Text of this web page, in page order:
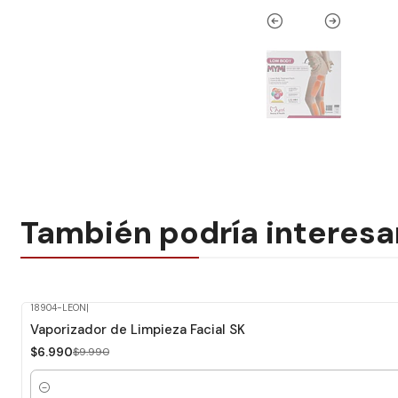
También podría
-30% Dcto.
18904-LEON
Vaporizador de Limpieza Facial SK
$6.990$9.990